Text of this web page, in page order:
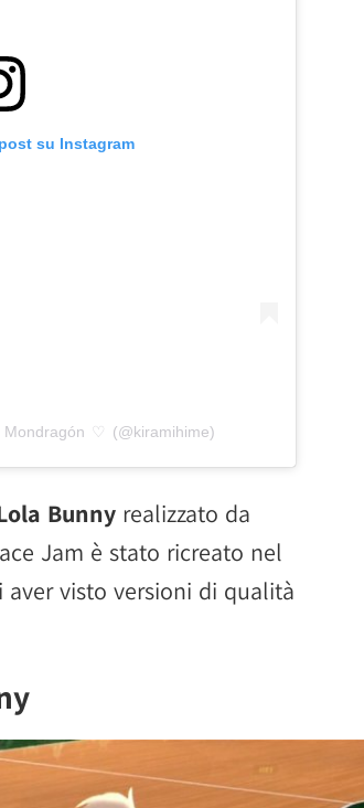
su Instagram
♡ (@kiramihime)
Bunny realizzato da
Jam è stato ricreato nel
visto versioni di qualità